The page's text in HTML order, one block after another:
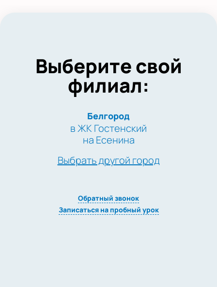
Выберите свой
филиал:
Белгород
в ЖК Гостенский
на Есенина
Выбрать другой город
Обратный звонок
Записаться на пробный урок